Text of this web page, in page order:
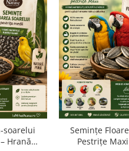
soarelui
Hrană
Semințe
Pestrițe